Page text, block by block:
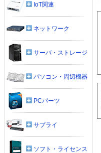
IoT関連
ネットワーク
サーバ・ストレージ
パソコン・周辺機器
PCパーツ
サプライ
ソフト・ライセンス